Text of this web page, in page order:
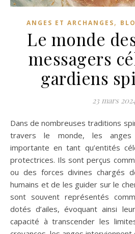
ANGES ET ARCHANGES,
Le monde
messagers
gardiens
23 mars
Dans de nombreuses traditions spirituelles et religieuses à
travers le monde, les anges
importante en tant qu’entités
protectrices. Ils sont perçus
ou des forces divines chargés
humains et de les guider sur le
sont souvent représentés
dotés d’ailes, évoquant ainsi
capacité à transcender les